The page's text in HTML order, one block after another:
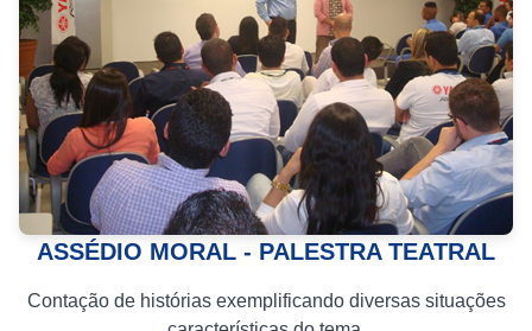
ASSÉDIO MORAL - PALESTRA TEATRAL
Contação de histórias exemplificando diversas situações